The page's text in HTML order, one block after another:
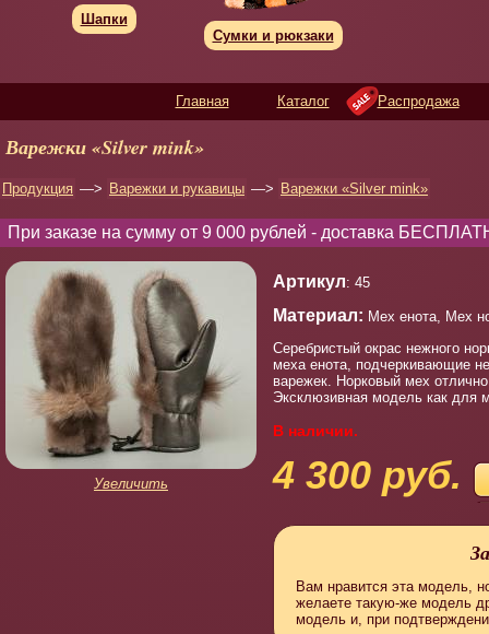
Шапки
Сумки и рюкзаки
Главная Каталог Распродажа
Варежки «Silver mink»
Продукция —> Варежки и рукавицы —> Варежки «Silver mink»
При заказе на сумму от 9 000 рублей - доставка
Увеличить
Артикул: 45
Материал: Мех енота, Мех
Серебристый окрас нежного
меха енота, подчеркивающие
варежек. Норковый мех
Эксклюзивная модель как для
В наличии.
4 300 руб.
Вам нравится эта модель,
желаете такую-же модель
модель и, при